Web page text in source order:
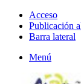
Acceso
Publicación
Barra lateral
Menú